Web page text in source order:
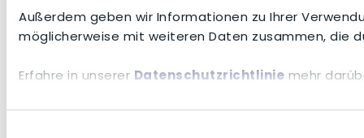
Außerdem geben wir Informationen zu Ihrer
möglicherweise mit weiteren Daten zusammen, die
Erfahre in unserer Datenschutzrichtlinie mehr